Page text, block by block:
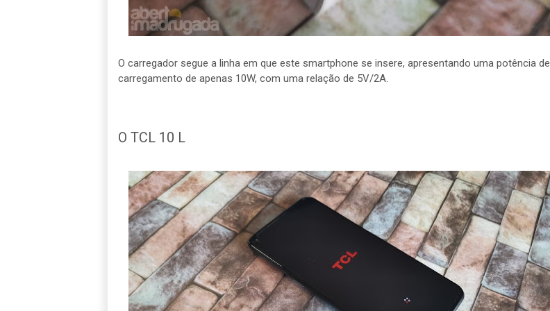
O carregador segue a linha em que este smartphone se insere, apresentando uma potência de
carregamento de apenas 10W, com uma relação de 5V/2A.
O TCL 10 L